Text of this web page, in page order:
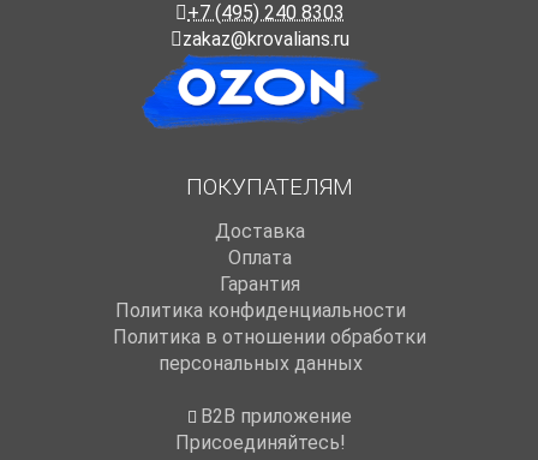
+7 (495) 240 8303
zakaz@krovalians.ru
ПОКУПАТЕЛЯМ
Доставка
Оплата
Гарантия
Политика конфиденциальности
Политика в отношении обработки
персональных данных
B2B приложение
Присоединяйтесь!